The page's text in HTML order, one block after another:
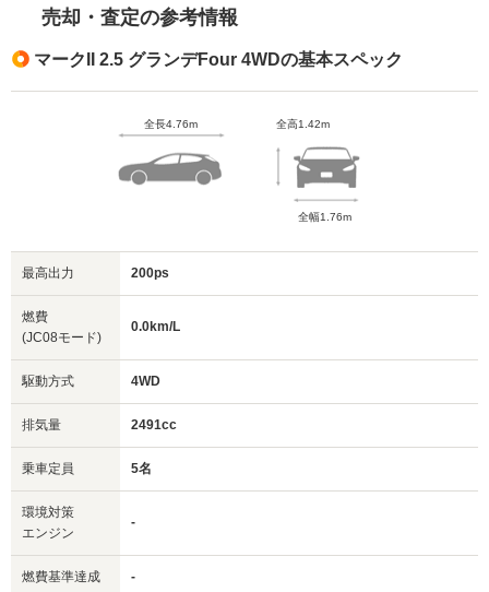
売却・査定の参考情報
マークII 2.5 グランデFour 4WDの基本スペック
全長4.76m 全高1.42m
全幅1.76m
最高出力 200ps
燃費
(JC08モード)
0.0km/L
駆動方式 4WD
排気量 2491cc
乗車定員 5名
環境対策
エンジン
-
燃費基準達成 -